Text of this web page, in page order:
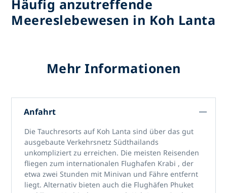
Häufig anzutreffende
Meereslebewesen in Koh Lanta
Mehr Informationen
Anfahrt
Die Tauchresorts auf Koh Lanta sind über das gut
ausgebaute Verkehrsnetz Südthailands
unkompliziert zu erreichen. Die meisten Reisenden
fliegen zum internationalen Flughafen Krabi , der
etwa zwei Stunden mit Minivan und Fähre entfernt
liegt. Alternativ bieten auch die Flughäfen Phuket